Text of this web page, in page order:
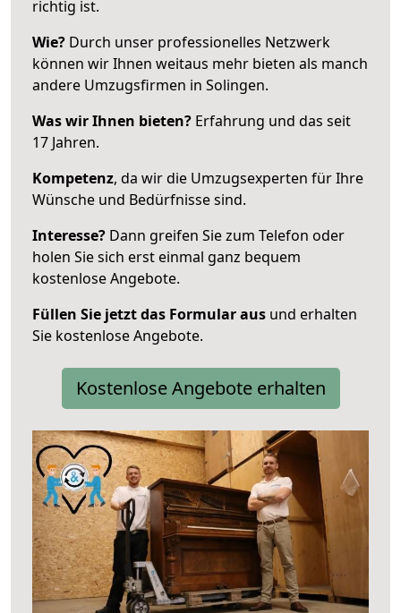
richtig ist.
Wie? Durch unser professionelles Netzwerk
können wir Ihnen weitaus mehr bieten als manch
andere Umzugsfirmen in Solingen.
Was wir Ihnen bieten? Erfahrung und das seit
17 Jahren.
Kompetenz, da wir die Umzugsexperten für Ihre
Wünsche und Bedürfnisse sind.
Interesse? Dann greifen Sie zum Telefon oder
holen Sie sich erst einmal ganz bequem
kostenlose Angebote.
Füllen Sie jetzt das Formular aus und erhalten
Sie kostenlose Angebote.
Kostenlose Angebote erhalten